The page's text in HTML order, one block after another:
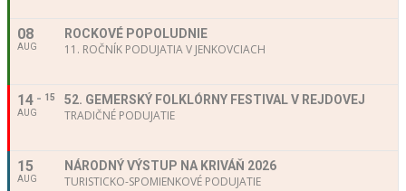
08
AUG
ROCKOVÉ POPOLUDNIE
11. ROČNÍK PODUJATIA V JENKOVCIACH
14
AUG
15 52. GEMERSKÝ FOLKLÓRNY FESTIVAL V REJDOVEJ
TRADIČNÉ PODUJATIE
15
AUG
NÁRODNÝ VÝSTUP NA KRIVÁŇ 2026
TURISTICKO-SPOMIENKOVÉ PODUJATIE